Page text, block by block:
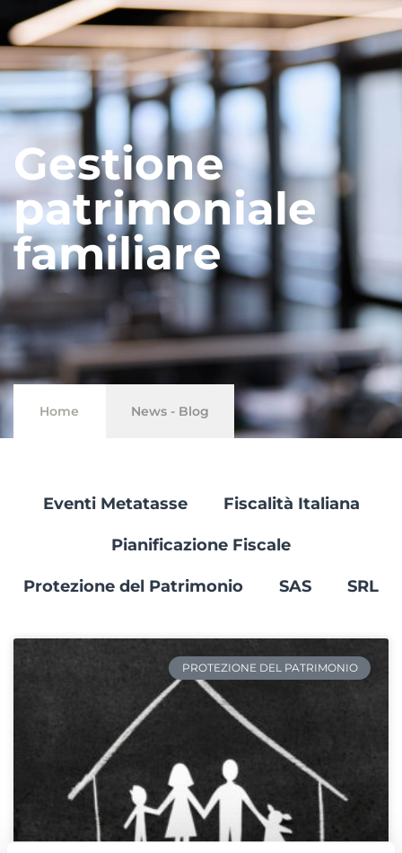
Gestione
patrimoniale
familiare
Home News - Blog
Eventi Metatasse Fiscalità Italiana
Pianificazione Fiscale
Protezione del Patrimonio SAS SRL
PROTEZIONE DEL PATRIMONIO